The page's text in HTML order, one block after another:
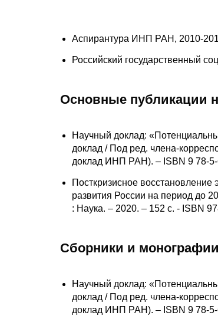
Аспирантура ИНП РАН, 2010-
Российский государственный
Основные публикации
Научный доклад:
доклад / Под ред. члена-
доклад ИНП РАН). – ISBN 9 78-5-
Посткризисное
развития России на период до
: Наука. – 2020. – 152 с. - ISBN
Сборники и
Научный доклад:
доклад / Под ред. члена-
доклад ИНП РАН). – ISBN 9 78-5-